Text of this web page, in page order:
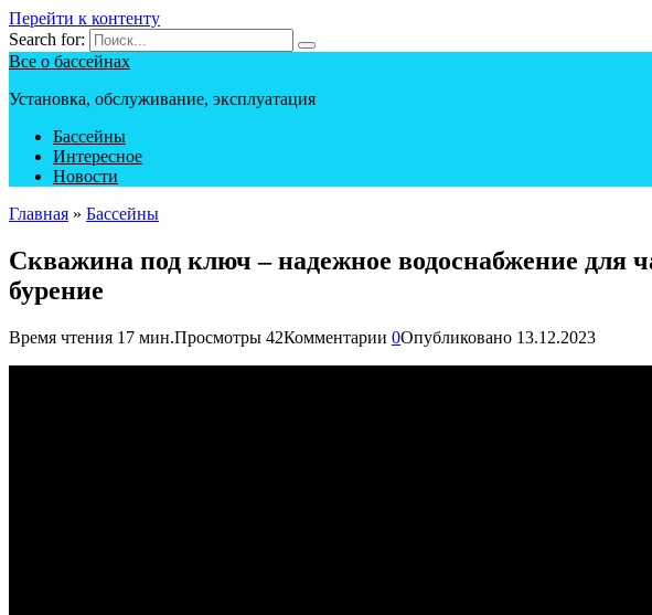
Перейти к контенту
Search for:
Все о бассейнах
Установка, обслуживание, эксплуатация
Бассейны
Интересное
Новости
Главная » Бассейны
Скважина под ключ – надежное водоснабжение для
бурение
Время чтения 17 мин.Просмотры 42Комментарии 0Опубликовано 13.12.2023